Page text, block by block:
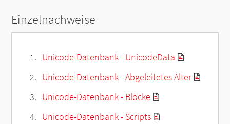
Einzelnachweise
Unicode-Datenbank - UnicodeData
Unicode-Datenbank - Abgeleitetes Alter
Unicode-Datenbank - Blöcke
Unicode-Datenbank - Scripts